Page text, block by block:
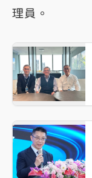
理員。